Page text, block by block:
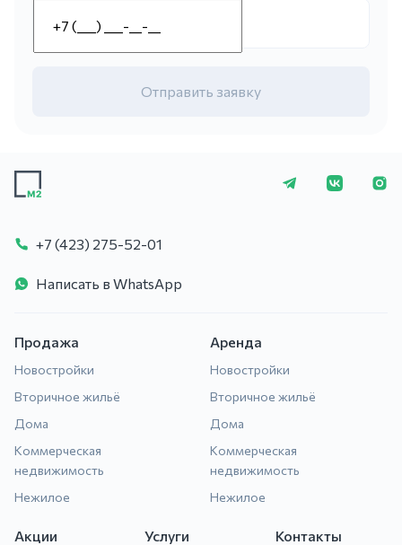
Отправить заявку
+7 (423) 275-
+7 (423) 275-52-01
Написать в WhatsApp
Продажа
Новостройки
Вторичное жильё
Дома
Коммерческая
недвижимость
Нежилое
Аренда
Новостройки
Вторичное жильё
Дома
Коммерческая
недвижимость
Нежилое
Акции Услуги Контакты